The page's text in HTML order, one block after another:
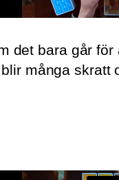
det bara går
många skratt